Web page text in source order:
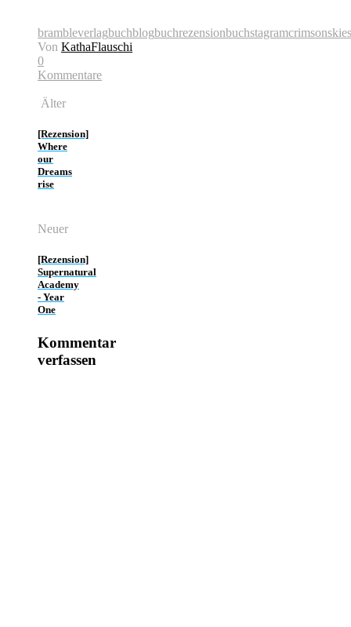
brambleverlagbuchblogbuchrezensionbuchstagramcrimsonskies
Von KathaFlauschi
0
Kommentare
Älter
[Rezension]
Where
our
Dreams
rise
Neuer
[Rezension]
Supernatural
Academy
- Year
One
Kommentar
verfassen